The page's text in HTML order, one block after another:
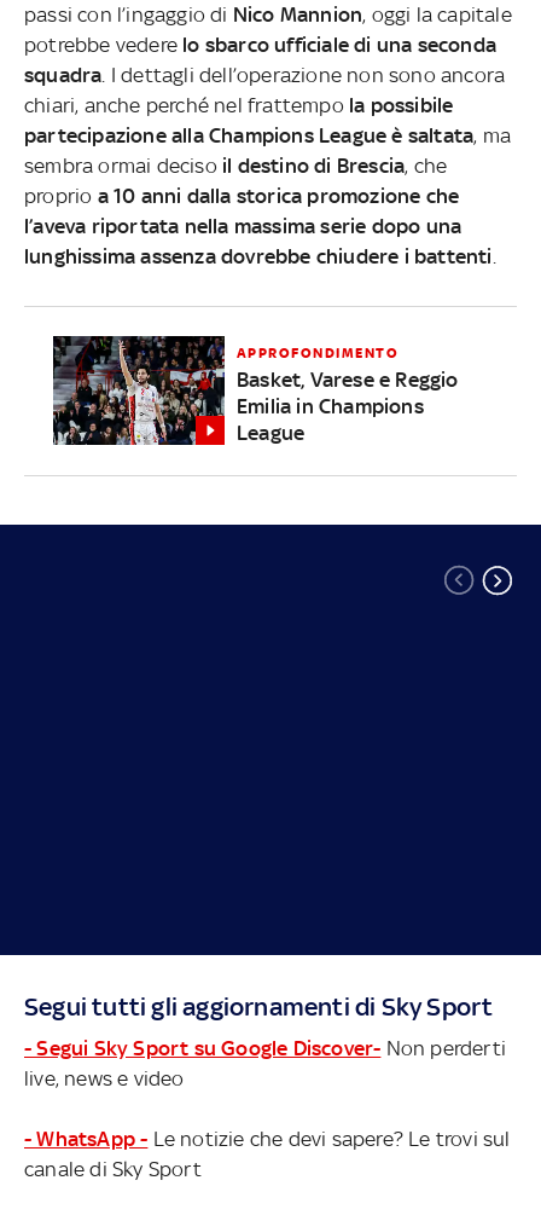
passi con l’ingaggio di Nico Mannion, oggi la capitale
potrebbe vedere lo sbarco ufficiale di una seconda
squadra . I dettagli dell’operazione non sono ancora
chiari, anche perché nel frattempo la possibile
partecipazione alla Champions League è saltata, ma
sembra ormai deciso il destino di Brescia, che
proprio a 10 anni dalla storica promozione che
l’aveva riportata nella massima serie dopo una
lunghissima assenza dovrebbe chiudere i battenti
APPROFONDIMENTO
Basket, Varese e Reggio
Emilia in Champions
League
Segui tutti gli aggiornamenti di Sky Sport
- Segui Sky Sport su Google Discover- Non perderti
live, news e video
- WhatsApp - Le notizie che devi sapere? Le trovi sul
canale di Sky Sport